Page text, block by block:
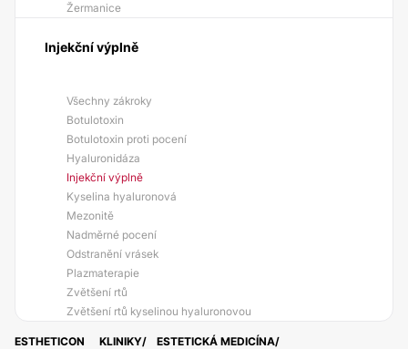
Žermanice
Injekční výplně
Všechny zákroky
Botulotoxin
Botulotoxin proti pocení
Hyaluronidáza
Injekční výplně
Kyselina hyaluronová
Mezonitě
Nadměrné pocení
Odstranění vrásek
Plazmaterapie
Zvětšení rtů
Zvětšení rtů kyselinou hyaluronovou
ESTHETICON KLINIKY
ESTETICKÁ MEDICÍNA